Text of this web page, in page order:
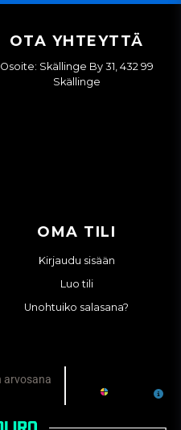
OTA YHTEYTTÄ
Osoite: Skällinge By 31, 432 99
Skällinge
OMA TILI
Kirjaudu sisään
Luo tili
Unohtuiko salasana?